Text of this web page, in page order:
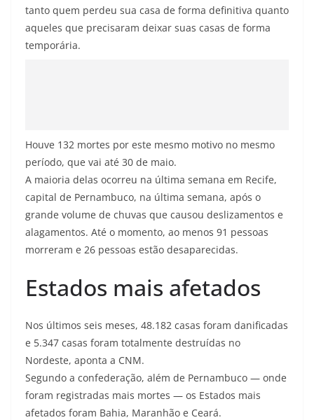
tanto quem perdeu sua casa de forma definitiva quanto
aqueles que precisaram deixar suas casas de forma
temporária.
Houve 132 mortes por este mesmo motivo no mesmo
período, que vai até 30 de maio.
A maioria delas ocorreu na última semana em Recife,
capital de Pernambuco, na última semana, após o
grande volume de chuvas que causou deslizamentos e
alagamentos. Até o momento, ao menos 91 pessoas
morreram e 26 pessoas estão desaparecidas.
Estados mais afetados
Nos últimos seis meses, 48.182 casas foram danificadas
e 5.347 casas foram totalmente destruídas no
Nordeste, aponta a CNM.
Segundo a confederação, além de Pernambuco — onde
foram registradas mais mortes — os Estados mais
afetados foram Bahia, Maranhão e Ceará.